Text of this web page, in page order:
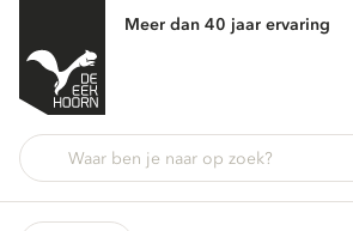
Meer dan 40 jaar ervaring